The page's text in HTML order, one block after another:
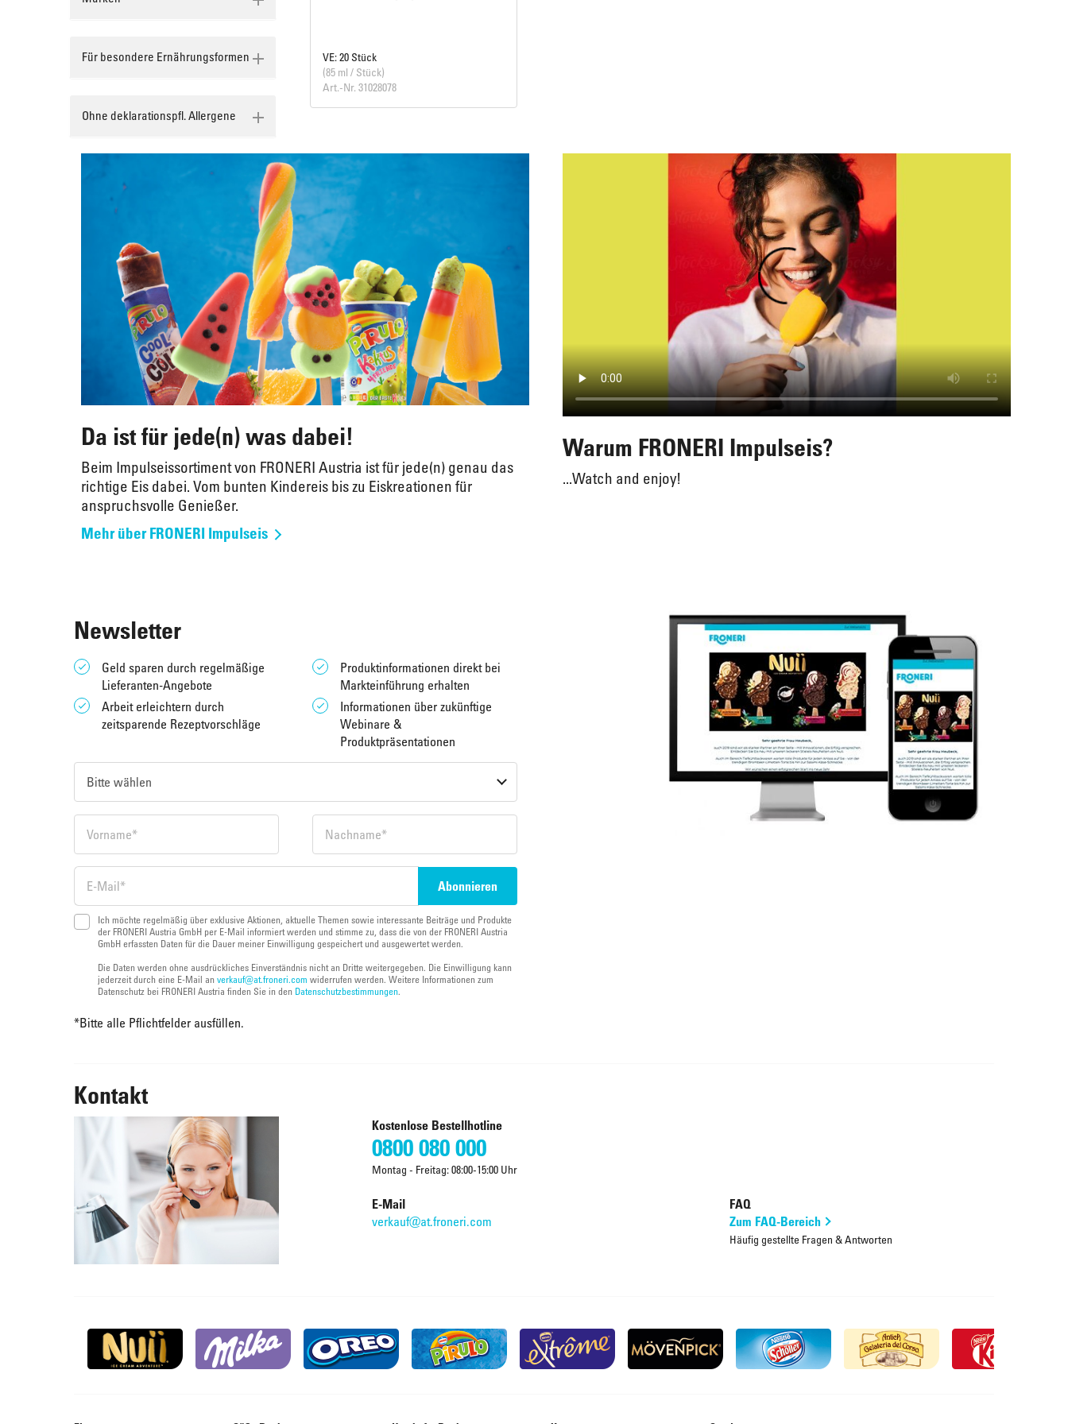
Für besondere Ernährungsformen
Ohne deklarationspfl. Allergene
VE: 20 Stück
(85 ml / Stück)
Art.-Nr. 31028078
Da ist für jede(n) was dabei!
Beim Impulseissortiment von FRONERI Austria ist für jede(n) genau das
richtige Eis dabei. Vom bunten Kindereis bis zu Eiskreationen für
anspruchsvolle Genießer.
Mehr über FRONERI Impulseis
Warum FRONERI Impulseis?
...Watch and enjoy!
Newsletter
Geld sparen durch regelmäßige
Lieferanten-Angebote
Produktinformationen direkt bei
Markteinführung erhalten
Arbeit erleichtern durch
zeitsparende Rezeptvorschläge
Informationen über zukünftige
Webinare &
Produktpräsentationen
Ich möchte regelmäßig über exklusive Aktionen, aktuelle Themen sowie interessante Beiträge und Produkte
der FRONERI Austria GmbH per E-Mail informiert werden und stimme zu, dass die von der FRONERI Austria
GmbH erfassten Daten für die Dauer meiner Einwilligung gespeichert und ausgewertet werden.
Die Daten werden ohne ausdrückliches Einverständnis nicht an Dritte weitergegeben. Die Einwilligung kann
jederzeit durch eine E-Mail an verkauf@at.froneri.com widerrufen werden. Weitere Informationen zum
Datenschutz bei FRONERI Austria finden Sie in den Datenschutzbestimmungen.
*Bitte alle Pflichtfelder ausfüllen.
Kontakt
Kostenlose Bestellhotline
0800 080 000
Montag - Freitag: 08:00-15:00 Uhr
E-Mail
verkauf@at.froneri.com
FAQ
Zum FAQ-Bereich
Häufig gestellte Fragen & Antworten